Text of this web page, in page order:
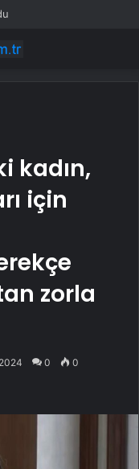
kadın,
için
zorla
0 0